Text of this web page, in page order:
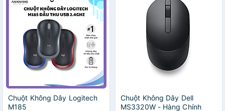
Chuột Không Dây Logitech
M185
Chuột Không Dây Dell
MS3320W - Hàng Chính